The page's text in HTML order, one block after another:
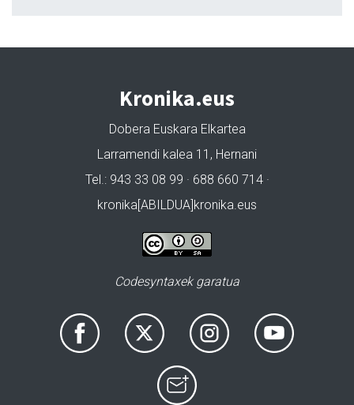
Kronika.eus
Dobera Euskara Elkartea
Larramendi kalea 11, Hernani
Tel.: 943 33 08 99 · 688 660 714 ·
kronika[ABILDUA]kronika.eus
Codesyntaxek garatua